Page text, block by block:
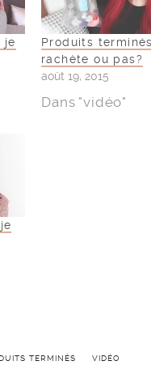
je
Produits
rachète ou pas?
août 19, 2015
Dans "vidéo"
TERMINÉS VIDÉO